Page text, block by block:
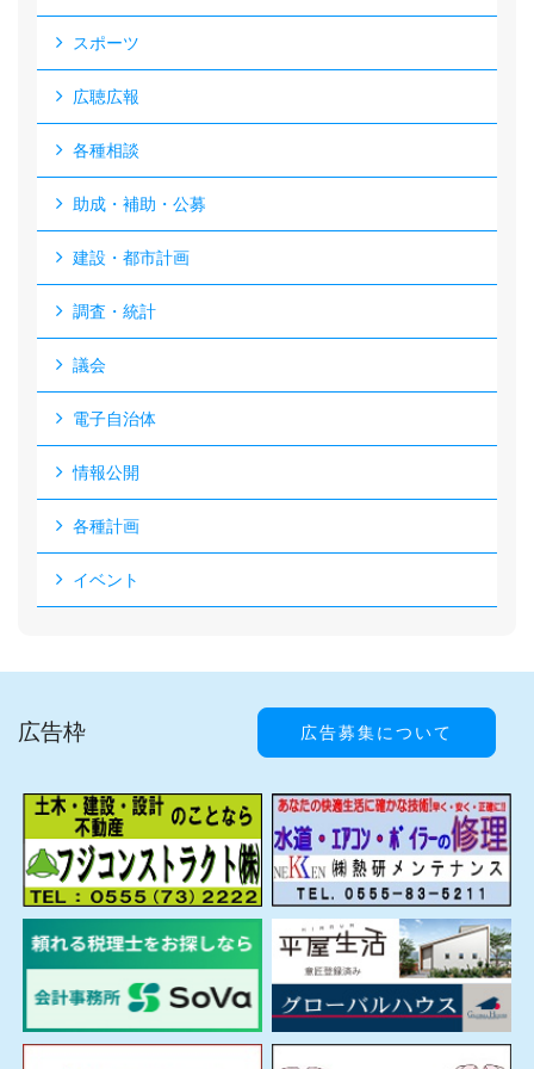
スポーツ
広聴広報
各種相談
助成・補助・公募
建設・都市計画
調査・統計
議会
電子自治体
情報公開
各種計画
イベント
広告枠 広告募集について